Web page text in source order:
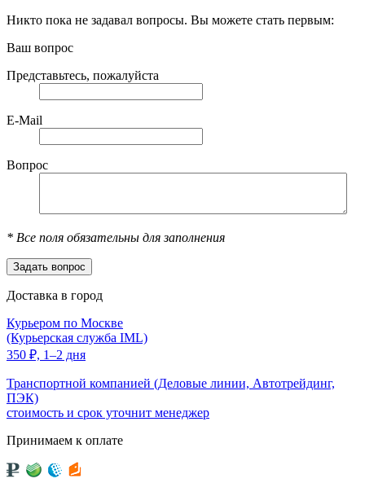
Никто пока не задавал вопросы. Вы можете стать первым:
Ваш вопрос
Представьтесь, пожалуйста
E-Mail
Вопрос
* Все поля обязательны для заполнения
Доставка в город
Курьером по Москве
(Курьерская служба IML)
350 ₽, 1–2 дня
Транспортной компанией (Деловые линии, Автотрейдинг,
ПЭК)
стоимость и срок уточнит менеджер
Принимаем к оплате